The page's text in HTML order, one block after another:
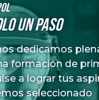
un paso
dedicamos
formación de
a lograr tus
seleccionado